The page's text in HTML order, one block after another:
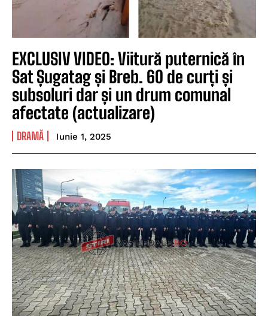
EXCLUSIV VIDEO: Viitură puternică în
Sat Șugatag și Breb. 60 de curți și
subsoluri dar și un drum comunal
afectate (actualizare)
DRAMĂ Iunie 1, 2025